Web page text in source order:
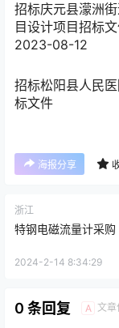
招标庆元县濛洲
目设计项目招标
2023-08-12
招标松阳县人民
标文件
海报分享
浙江
特钢电磁流量计采购
2024-2-14 8:34:29
0 条回复 A 文章